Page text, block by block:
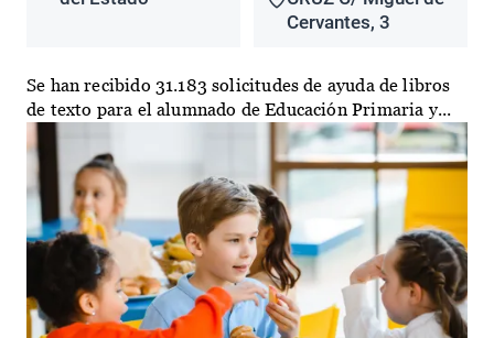
Cervantes, 3
Se han recibido 31.183 solicitudes de ayuda de libros
de texto para el alumnado de Educación Primaria y...